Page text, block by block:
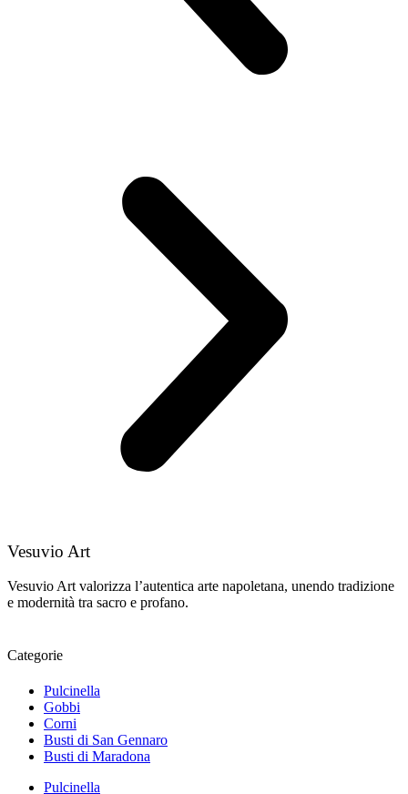
Vesuvio Art
Vesuvio Art valorizza l’autentica arte napoletana, unendo tradizione
e modernità tra sacro e profano.
Categorie
Pulcinella
Gobbi
Corni
Busti di San Gennaro
Busti di Maradona
Pulcinella